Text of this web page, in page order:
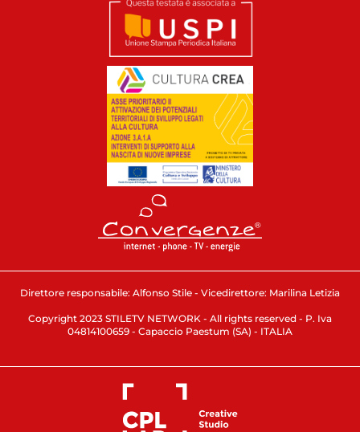
Direttore responsabile: Alfonso Stile - Vicedirettore: Marilina Letizia
Copyright 2023 STILETV NETWORK - All rights reserved - P. Iva
04814100659 - Capaccio Paestum (SA) - ITALIA